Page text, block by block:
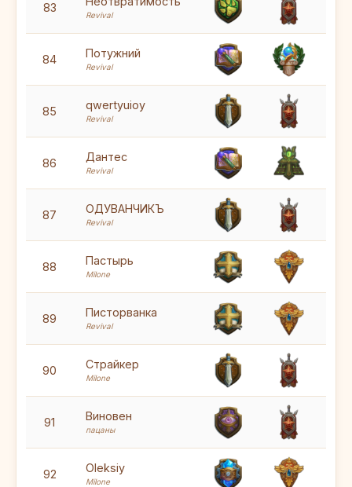
83
Revival
84 Потужний
Revival
85 qwertyuioy
Revival
86 Дантес
Revival
87 ОДУВАНЧИКЪ
Revival
88 Пастырь
Milone
89 Писторванка
Revival
90 Страйкер
Milone
91 Виновен
пацаны
92 Oleksiy
Milone